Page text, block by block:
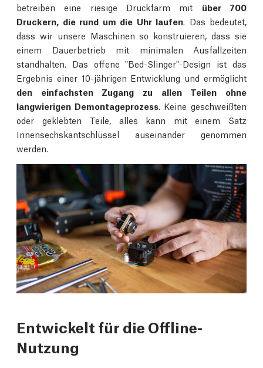
betreiben eine riesige Druckfarm mit über 700
Druckern, die rund um die Uhr laufen . Das bedeutet,
dass wir unsere Maschinen so konstruieren, dass sie
einem Dauerbetrieb mit minimalen Ausfallzeiten
standhalten. Das offene "Bed-Slinger"-Design ist das
Ergebnis einer 10-jährigen Entwicklung und ermöglicht
den einfachsten Zugang zu allen Teilen ohne
langwierigen Demontageprozess. Keine geschweißten
oder geklebten Teile, alles kann mit einem Satz
Innensechskantschlüssel auseinander genommen
werden.
Entwickelt für die Offline-
Nutzung